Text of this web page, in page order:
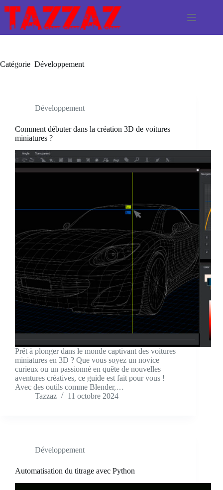
au
contenu
Catégorie Développement
Développement
Comment débuter dans la création 3D de voitures
miniatures ?
Prêt à plonger dans le monde captivant des voitures
miniatures en 3D ? Que vous soyez un novice
curieux ou un passionné en quête de nouvelles
aventures créatives, ce guide est fait pour vous !
Avec des outils comme Blender,…
Tazzaz
11 octobre 2024
Développement
Automatisation du titrage avec Python